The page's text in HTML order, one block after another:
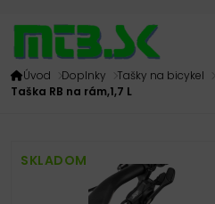
Úvod Doplnky Tašky na bicykel
Taška RB na rám,1,7 L
SKLADOM